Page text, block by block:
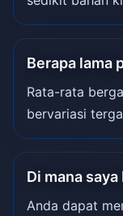
Berapa lama
Rata-rata
bervariasi
Di mana
Anda dapat